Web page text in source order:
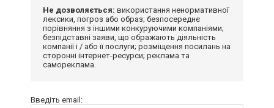
Не дозволяється: використання ненормативної
лексики, погроз або образ; безпосереднє
порівняння з іншими конкуруючими компаніями;
безпідставні заяви, що ображають діяльність
компанії і / або її послуги; розміщення посилань на
сторонні інтернет-ресурси; реклама та
самореклама.
Введіть email: